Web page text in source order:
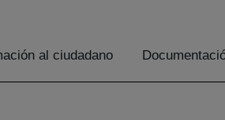
al ciudadano